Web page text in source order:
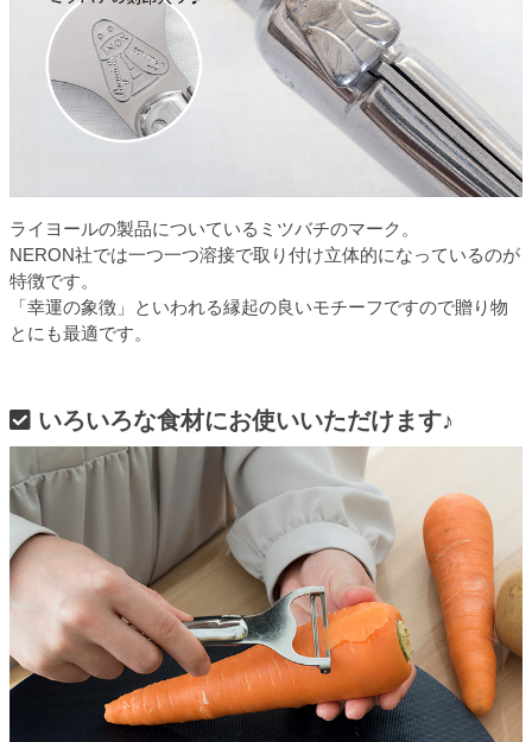
ライヨールの製品についているミツバチのマーク。
NERON社では一つ一つ溶接で取り付け立体的になっているのが
特徴です。
「幸運の象徴」といわれる縁起の良いモチーフですので贈り物
とにも最適です。
いろいろな食材にお使いいただけます♪